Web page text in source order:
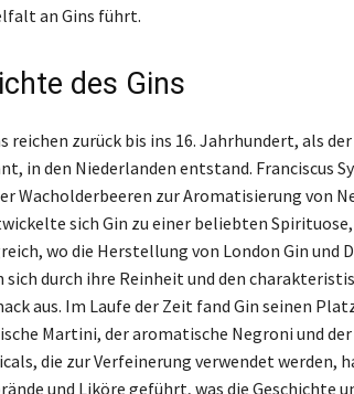
an Gins führt.
des Gins
reichen zurück bis ins 16. Jahrhundert, als
in den Niederlanden entstand. Franciscus
Wacholderbeeren zur Aromatisierung von
sich Gin zu einer beliebten
wo die Herstellung von London Gin und
durch ihre Reinheit und den
aus. Im Laufe der Zeit fand Gin seinen
Martini, der aromatische Negroni und
die zur Verfeinerung verwendet werden,
und Liköre geführt, was die Geschichte